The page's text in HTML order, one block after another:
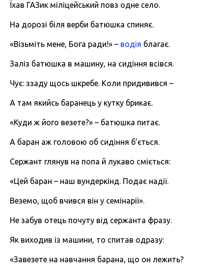
Їхав ГАЗик міліцейський повз одне село.
На дорозі біля верби батюшка спиняє.
«Візьміть мене, Бога ради!» – водія благає.
Заліз батюшка в машину, на сидіння всівся.
Чує: ззаду щось шкребе. Коли придивився –
А там якийсь баранець у кутку брикає.
«Куди ж його везете?» – батюшка питає.
А баран аж головою об сидіння б’ється.
Сержант глянув на попа й лукаво сміється:
«Цей баран – наш вундеркінд. Подає надії.
Веземо, щоб вчився він у семінарії».
Не забув отець почуту від сержанта фразу.
Як виходив із машини, то спитав одразу:
«Завезете на навчання барана, що он лежить?